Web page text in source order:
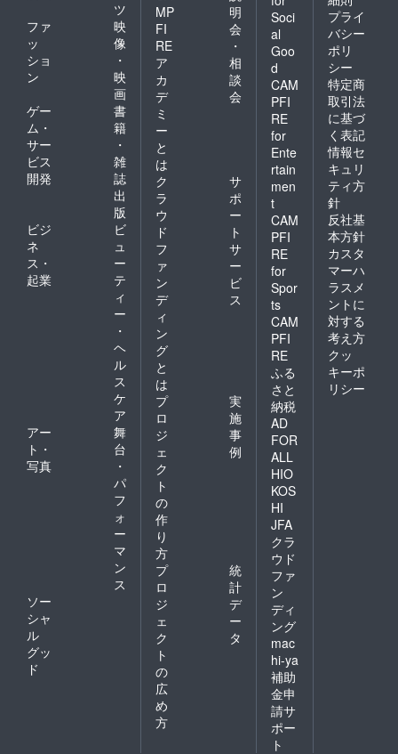
ツ
ファ
ッ
ショ
ン
映
像
・
映
画
ゲー
ム・
サー
ビス
開発
書
籍
・
雑
誌
出
版
ビジ
ネ
ス・
起業
ビ
ュ
ー
テ
ィ
ー
・
ヘ
ル
ス
ケ
ア
アー
ト・
写真
舞
台
・
パ
フ
ォ
ー
マ
ン
ス
ソー
シャ
ル
グッ
ド
MP
FI
RE
ア
カ
デ
ミ
ー
と
は
明
会
・
相
談
会
ク
ラ
ウ
ド
フ
ァ
ン
デ
ィ
ン
グ
と
は
サ
ポ
ー
ト
サ
ー
ビ
ス
プ
ロ
ジ
ェ
ク
ト
の
作
り
方
実
施
事
例
プ
ロ
ジ
ェ
ク
ト
の
広
め
方
統
計
デ
ー
タ
Soci
al
Goo
d
CAM
PFI
RE
for
Ente
rtain
men
t
CAM
PFI
RE
for
Spor
ts
CAM
PFI
RE
ふる
さと
納税
AD
FOR
ALL
HIO
KOS
HI
JFA
クラ
ウド
ファ
ン
ディ
ング
mac
hi-ya
補助
金申
請サ
ポー
ト
プライ
バシー
ポリ
シー
特定商
取引法
に基づ
く表記
情報セ
キュリ
ティ方
針
反社基
本方針
カスタ
マーハ
ラスメ
ントに
対する
考え方
クッ
キーポ
リシー